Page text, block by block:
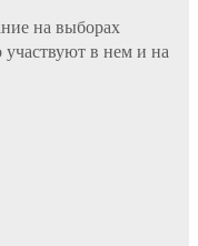
на выборах
в нем и на